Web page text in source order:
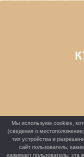
МБУК
Мы используем cookies,
(сведения о
тип устройства и
сайт пользователь;
нажимает пользователь; эта